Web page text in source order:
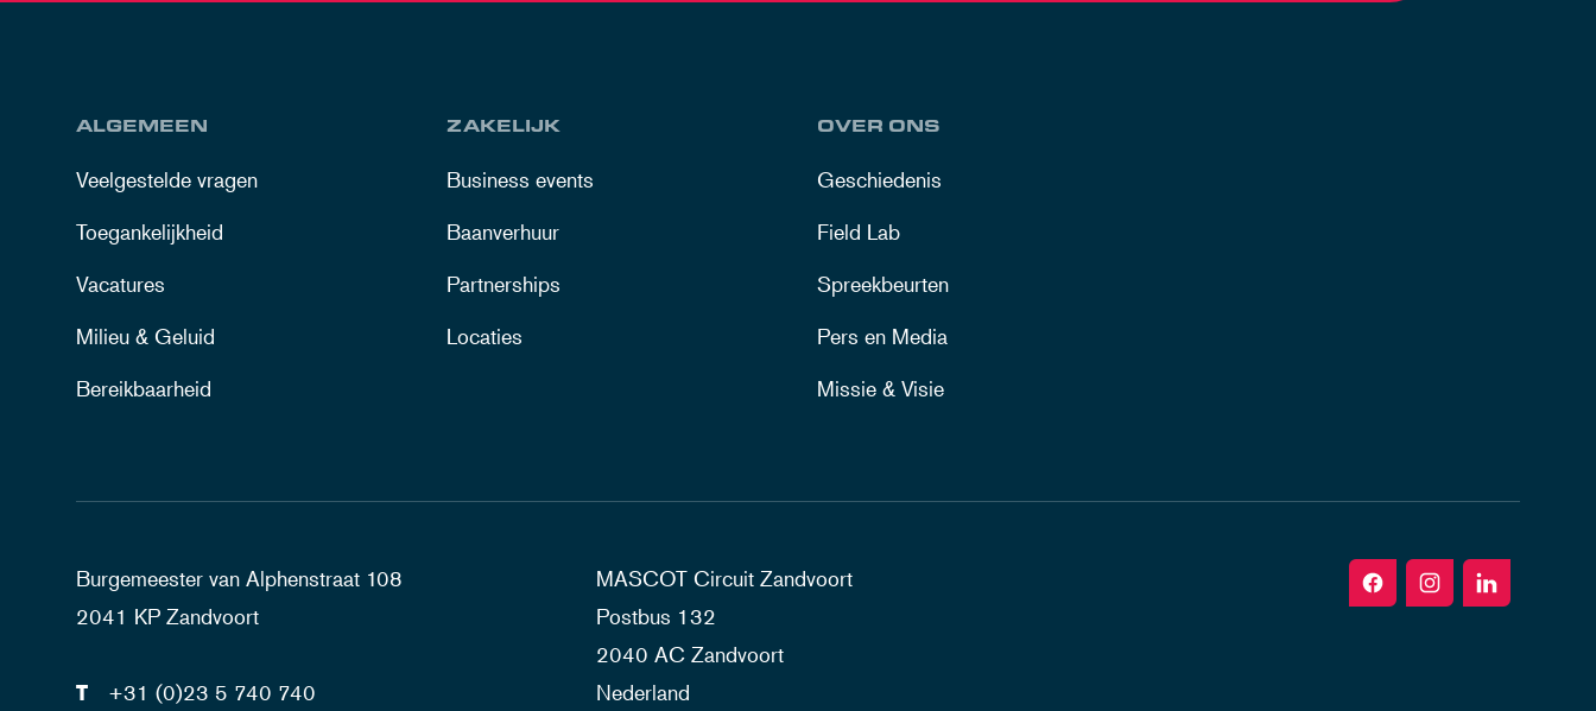
ALGEMEEN
Veelgestelde vragen
Toegankelijkheid
Vacatures
Milieu & Geluid
Bereikbaarheid
ZAKELIJK
Business events
Baanverhuur
Partnerships
Locaties
OVER ONS
Geschiedenis
Field Lab
Spreekbeurten
Pers en Media
Missie & Visie
Burgemeester van Alphenstraat 108
2041 KP Zandvoort
T +31 (0)23 5 740 740
MASCOT Circuit Zandvoort
Postbus 132
2040 AC Zandvoort
Nederland